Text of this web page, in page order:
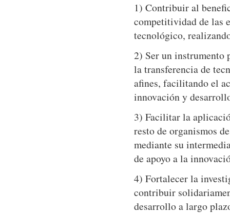
1) Contribuir al
competitividad de las
tecnológico,
2) Ser un
la transferencia de
afines, facilitando el
innovación y
3) Facilitar la
resto de organismos
mediante su
de apoyo a la
4) Fortalecer la
contribuir
desarrollo a largo